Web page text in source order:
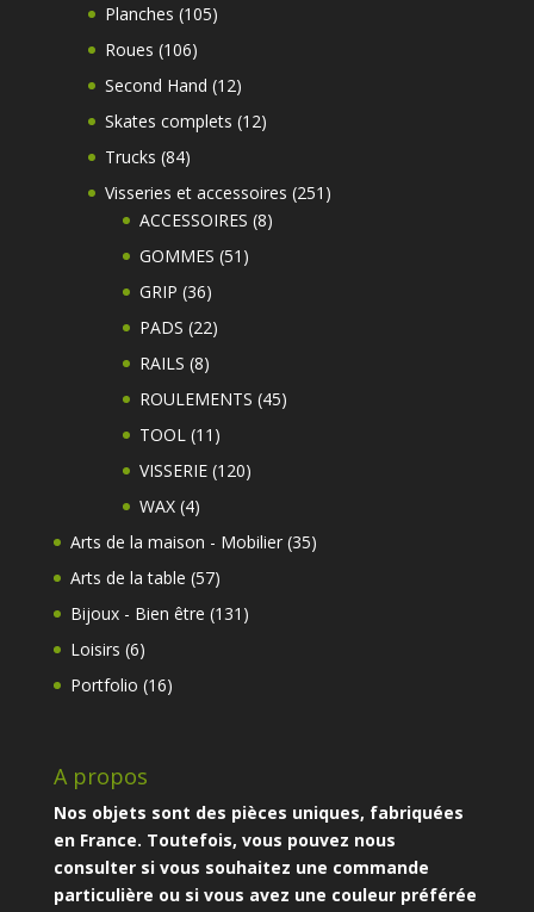
produits
Planches 105105
Roues 106106
produits
Second Hand 1212
produits
Skates complets 1212
Trucks 8484
produits
Visseries et accessoires 251 251
ACCESSOIRES 88
GOMMES 51 51
GRIP 3636
produits
PADS 2222
RAILS 88
produits
ROULEMENTS 4545
TOOL 11 11
produits
VISSERIE 120120
WAX 44
produits
Arts de la maison - Mobilier 3535
Arts de la table 5757
produits
Bijoux - Bien être 131 131
Loisirs 66
produits
Portfolio 1616
A propos
Nos objets sont des pièces uniques, fabriquées
en France. Toutefois, vous pouvez nous
consulter si vous souhaitez une commande
particulière ou si vous avez une couleur préférée